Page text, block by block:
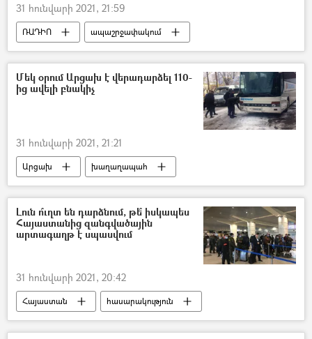
31 հունվարի 2021, 21:59
ՌԱԴԻՈ
ապաշրջափակում
Թուրքիա
Ադրբեջան
Մեկ օրում Արցախ է վերադարձել 110-
ից ավելի բնակիչ
31 հունվարի 2021, 21:21
Արցախ խաղաղապահ
Լուն ո՞ւղտ են դարձնում, թե՞ իսկապես
Հայաստանից զանգվածային
արտագաղթ է սպասվում
31 հունվարի 2021, 20:42
Հայաստան
հասարակություն
արտագաղթ